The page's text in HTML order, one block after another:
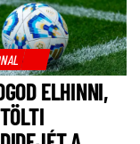
ELHINNI,